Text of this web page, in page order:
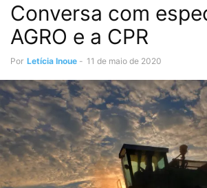
Conversa com
AGRO e a CPR
Por Letícia Inoue - 11 de maio de 2020